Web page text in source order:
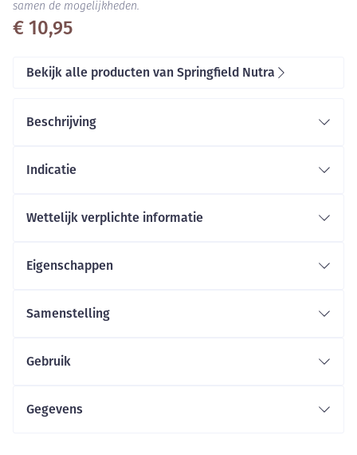
€ 10,95
samen de mogelijkheden.
Bekijk alle producten van Springfield Nutra
Beschrijving
Indicatie
Wettelijk verplichte informatie
Eigenschappen
Samenstelling
Gebruik
Gegevens